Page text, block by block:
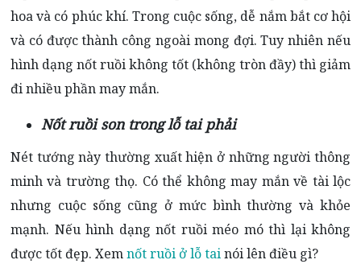
hoa và có phúc khí. Trong cuộc sống, dễ nắm bắt cơ hội
và có được thành công ngoài mong đợi. Tuy nhiên nếu
hình dạng nốt ruồi không tốt (không tròn đầy) thì giảm
đi nhiều phần may mắn.
Nốt ruồi son trong lỗ tai phải
Nét tướng này thường xuất hiện ở những người thông
minh và trường thọ. Có thể không may mắn về tài lộc
nhưng cuộc sống cũng ở mức bình thường và khỏe
mạnh. Nếu hình dạng nốt ruồi méo mó thì lại không
được tốt đẹp. Xemnốt ruồi ở lỗ tainói lên điều gì?